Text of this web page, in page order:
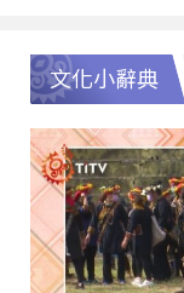
文化小辭典